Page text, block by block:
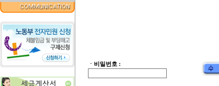
ㆍ비밀번호 :